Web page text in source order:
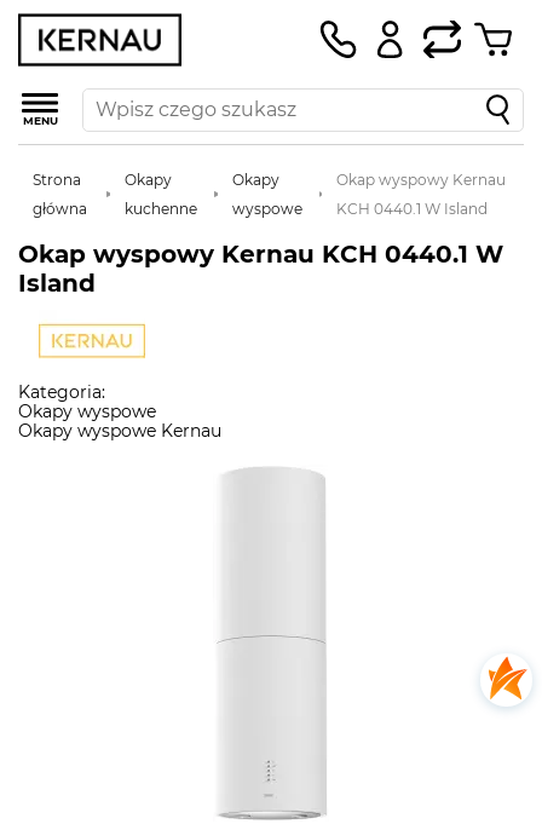
MENU
Strona
główna
Okapy
kuchenne
Okapy
wyspowe
Okap wyspowy Kernau
KCH 0440.1 W Island
Okap wyspowy Kernau KCH 0440.1 W
Island
Kategoria:
Okapy wyspowe
Okapy wyspowe Kernau